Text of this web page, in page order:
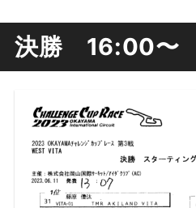
決勝 16:00〜